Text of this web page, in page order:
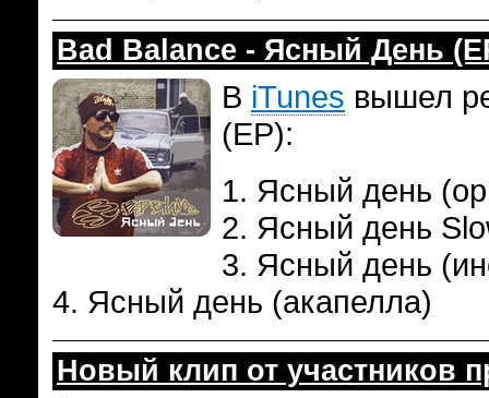
Bad Balance - Ясный День
В iTunes вышел
(EP):
1. Ясный день
2. Ясный день
3. Ясный день
4. Ясный день (акапелла)
Новый клип от участников